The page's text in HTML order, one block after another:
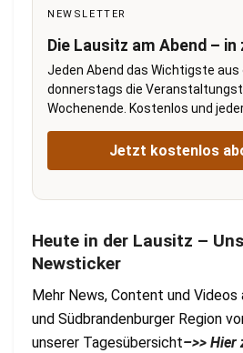
NEWSLETTER
Die Lausitz am Abend – in
Jeden Abend das Wichtigste aus
donnerstags die
Wochenende. Kostenlos und
Jetzt kostenlos
Heute in der Lausitz –
Newsticker
Mehr News, Content und Videos
und Südbrandenburger Region
unserer Tagesübersicht–>> Hier